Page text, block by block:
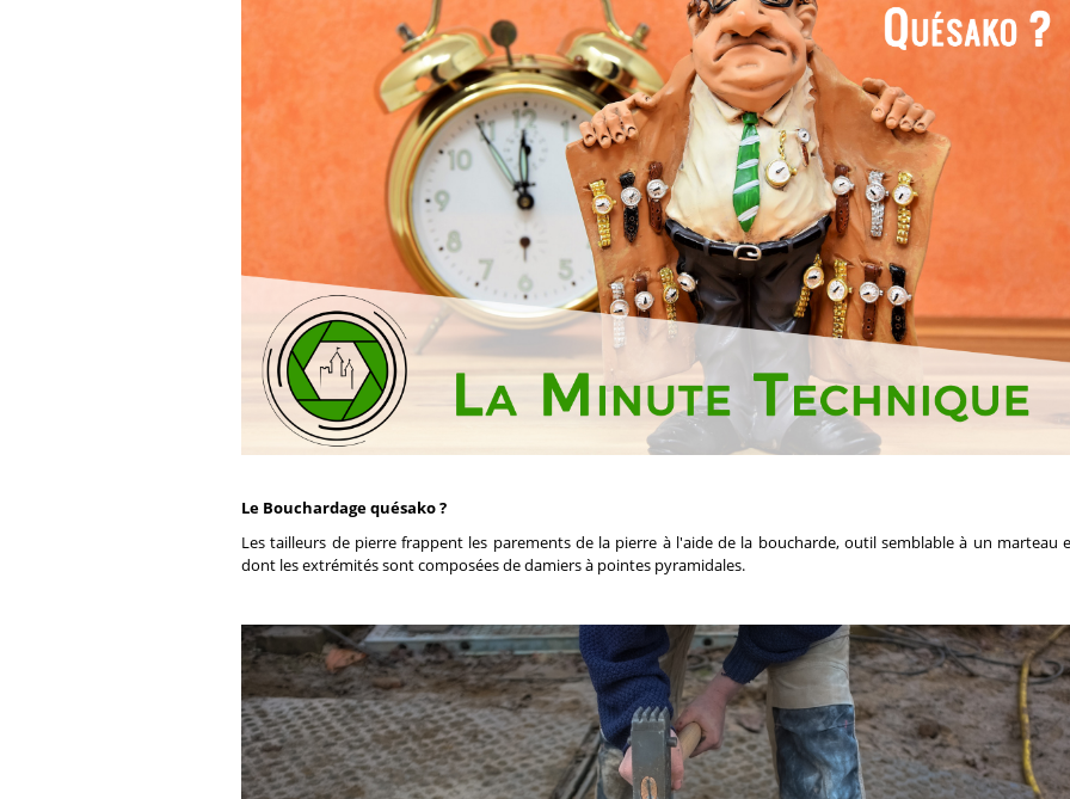
Le Bouchardage quésako ?
Les tailleurs de pierre frappent les parements de la pierre à l'aide de la boucharde, outil semblable à un marteau
dont les extrémités sont composées de damiers à pointes pyramidales.